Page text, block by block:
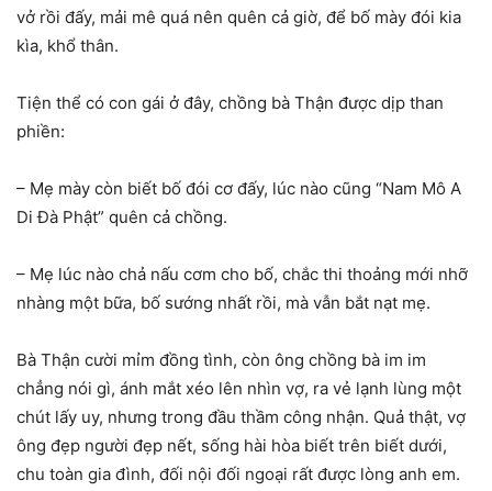
vở rồi đấy, mải mê quá nên quên cả giờ, để bố mày đói kia
kìa, khổ thân.
Tiện thể có con gái ở đây, chồng bà Thận được dịp than
phiền:
– Mẹ mày còn biết bố đói cơ đấy, lúc nào cũng “Nam Mô A
Di Đà Phật” quên cả chồng.
– Mẹ lúc nào chả nấu cơm cho bố, chắc thi thoảng mới nhỡ
nhàng một bữa, bố sướng nhất rồi, mà vẫn bắt nạt mẹ.
Bà Thận cười mỉm đồng tình, còn ông chồng bà im im
chẳng nói gì, ánh mắt xéo lên nhìn vợ, ra vẻ lạnh lùng một
chút lấy uy, nhưng trong đầu thầm công nhận. Quả thật, vợ
ông đẹp người đẹp nết, sống hài hòa biết trên biết dưới,
chu toàn gia đình, đối nội đối ngoại rất được lòng anh em.